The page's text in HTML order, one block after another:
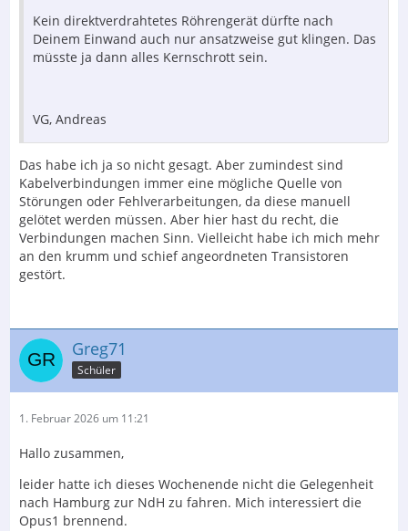
Kein direktverdrahtetes Röhrengerät dürfte nach
Deinem Einwand auch nur ansatzweise gut klingen. Das
müsste ja dann alles Kernschrott sein.
VG, Andreas
Das habe ich ja so nicht gesagt. Aber zumindest sind
Kabelverbindungen immer eine mögliche Quelle von
Störungen oder Fehlverarbeitungen, da diese manuell
gelötet werden müssen. Aber hier hast du recht, die
Verbindungen machen Sinn. Vielleicht habe ich mich mehr
an den krumm und schief angeordneten Transistoren
gestört.
Greg71
Schüler
1. Februar 2026 um 11:21
Hallo zusammen,
leider hatte ich dieses Wochenende nicht die Gelegenheit
nach Hamburg zur NdH zu fahren. Mich interessiert die
Opus1 brennend.